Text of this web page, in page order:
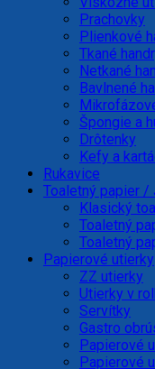
Prachovky
Plienkové
Tkané
Netkané
Bavlnené
Špongie a
Drôtenky
Kefy a
Rukavice
Toaletný papier /
Klasický
Toaletný
Toaletný
Papierové utierky
ZZ utierky
Utierky v
Servítky
Gastro
Papierové
Papierové